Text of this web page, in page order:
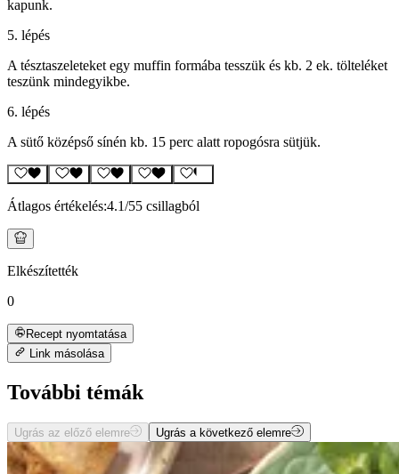
kapunk.
5. lépés
A tésztaszeleteket egy muffin formába tesszük és kb. 2 ek. tölteléket
teszünk mindegyikbe.
6. lépés
A sütő középső sínén kb. 15 perc alatt ropogósra sütjük.
Átlagos értékelés:4.1/55 csillagból
Elkészítették
0
Recept nyomtatása
Link másolása
További témák
Ugrás az előző elemre Ugrás a következő elemre